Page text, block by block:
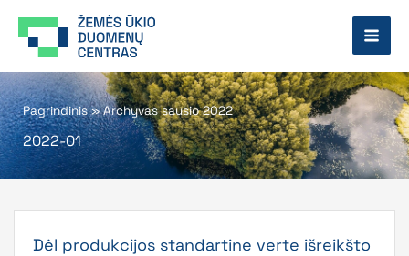
prie
Pagrindinis»Archyvas sausio 2022
2022-01
Dėl produkcijos standartine verte išreikšto